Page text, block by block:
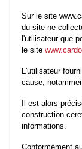
Sur le site
du site ne
l'utilisateur que
le site
L'utilisateur
cause,
Il est alors
construction-
informations.
Conformément